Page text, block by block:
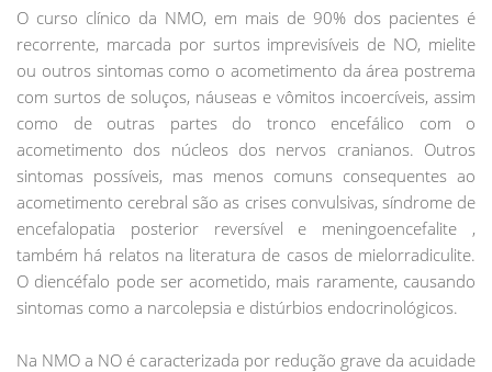
O curso clínico da NMO, em mais de 90% dos pacientes é
recorrente, marcada por surtos imprevisíveis de NO, mielite
ou outros sintomas como o acometimento da área postrema
com surtos de soluços, náuseas e vômitos incoercíveis, assim
como de outras partes do tronco encefálico com o
acometimento dos núcleos dos nervos cranianos. Outros
sintomas possíveis, mas menos comuns consequentes ao
acometimento cerebral são as crises convulsivas, síndrome de
encefalopatia posterior reversível e meningoencefalite ,
também há relatos na literatura de casos de mielorradiculite.
O diencéfalo pode ser acometido, mais raramente, causando
sintomas como a narcolepsia e distúrbios endocrinológicos.
Na NMO a NO é caracterizada por redução grave da acuidade